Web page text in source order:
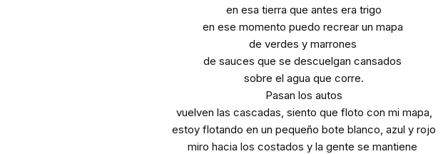
en esa tierra que antes era trigo
en ese momento puedo recrear un mapa
de verdes y marrones
de sauces que se descuelgan cansados
sobre el agua que corre.
Pasan los autos
vuelven las cascadas, siento que floto con mi mapa,
estoy flotando en un pequeño bote blanco, azul y rojo
miro hacia los costados y la gente se mantiene